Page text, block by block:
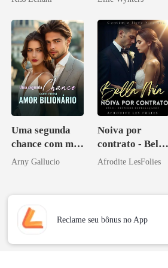
maligno
Uma segunda
chance com meu
amor bilionário
Arny Gallucio
Noiva por
contrato - Bella
Mia
Afrodite LesFolies
Reclame seu bônus no App